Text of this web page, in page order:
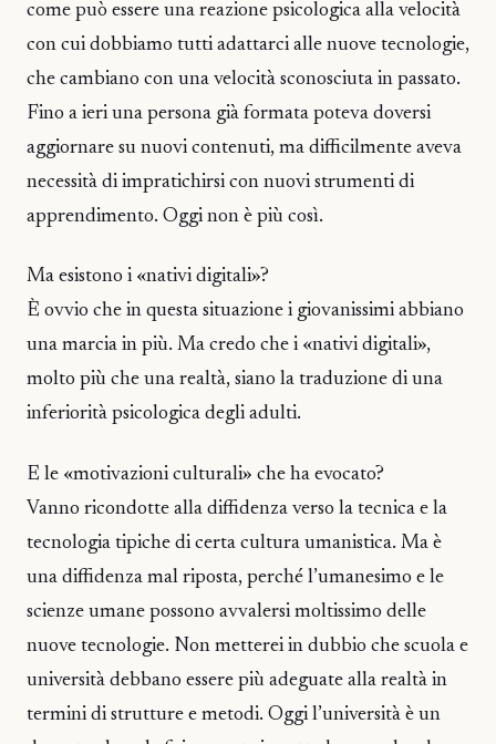
come può essere una reazione psicologica alla velocità
con cui dobbiamo tutti adattarci alle nuove tecnologie,
che cambiano con una velocità sconosciuta in passato.
Fino a ieri una persona già formata poteva doversi
aggiornare su nuovi contenuti, ma difficilmente aveva
necessità di impratichirsi con nuovi strumenti di
apprendimento. Oggi non è più così.
Ma esistono i «nativi digitali»?
È ovvio che in questa situazione i giovanissimi abbiano
una marcia in più. Ma credo che i «nativi digitali»,
molto più che una realtà, siano la traduzione di una
inferiorità psicologica degli adulti.
E le «motivazioni culturali» che ha evocato?
Vanno ricondotte alla diffidenza verso la tecnica e la
tecnologia tipiche di certa cultura umanistica. Ma è
una diffidenza mal riposta, perché l’umanesimo e le
scienze umane possono avvalersi moltissimo delle
nuove tecnologie. Non metterei in dubbio che scuola e
università debbano essere più adeguate alla realtà in
termini di strutture e metodi. Oggi l’università è un